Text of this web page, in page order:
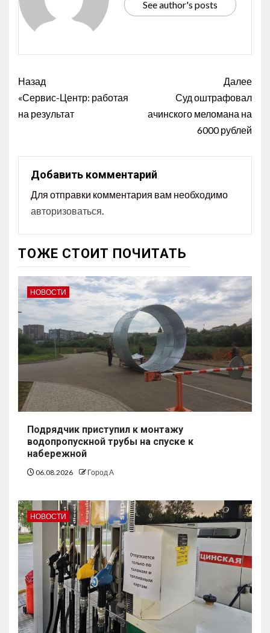
See author's posts
Назад
«Сервис-Центр: работая
на результат
Далее
Суд оштрафовал
ачинского меломана на
6000 рублей
Добавить комментарий
Для отправки комментария вам необходимо
авторизоваться
ТОЖЕ СТОИТ ПОЧИТАТЬ
НОВОСТИ
Подрядчик приступил к монтажу
водопропускной трубы на спуске к
набережной
06.08.2026 Город А
НОВОСТИ